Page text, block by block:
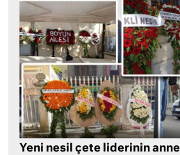
Yeni nesil çete liderinin